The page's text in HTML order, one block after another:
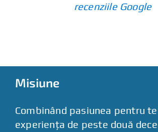
recenziile Google
Misiune
Combinând pasiunea pentru
experiența de peste două